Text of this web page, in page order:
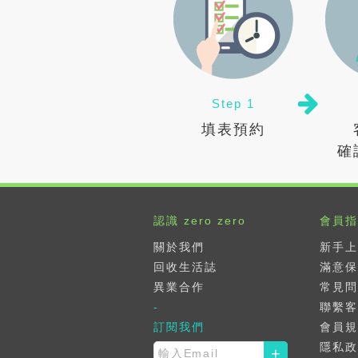
Step 1
填表預約
確
認識 zero zero
關於我們
回收生活誌
異業合作
訂閱我們
+
會員
新手
滿意
常見
聯繫
會員
隱私